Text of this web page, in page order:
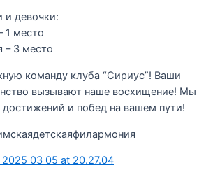
и девочки:
1 место
– 3 место
команду клуба “Сириус”! Ваши
вызывают наше восхищение! Мы
и побед на вашем пути!